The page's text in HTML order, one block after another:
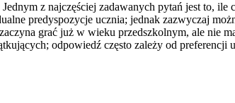
z najczęściej zadawanych pytań jest to, ile
predyspozycje ucznia; jednak zazwyczaj
grać już w wieku przedszkolnym, ale nie
odpowiedź często zależy od